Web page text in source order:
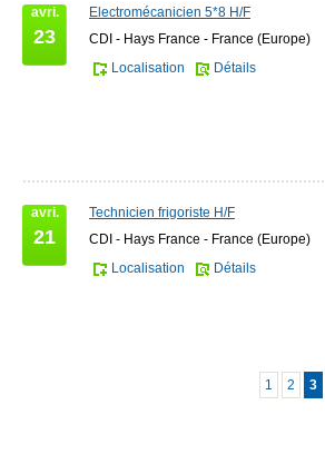
avri.
23
Electromécanicien 5*8 H/F
CDI - Hays France - France (Europe)
Localisation
Détails
avri.
21
Technicien frigoriste H/F
CDI - Hays France - France (Europe)
Localisation
Détails
1 2 3